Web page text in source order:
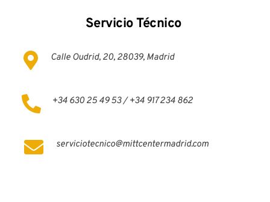
Servicio Técnico
Calle Oudrid, 20, 28039, Madrid
+34 630 25 49 53 / +34 917 234 862
serviciotecnico@mittcentermadrid.com